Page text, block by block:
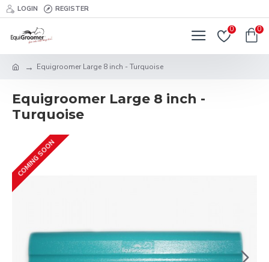
LOGIN REGISTER
0 0
Equigroomer Large 8 inch - Turquoise
Equigroomer Large 8 inch -
Turquoise
COMING SOON